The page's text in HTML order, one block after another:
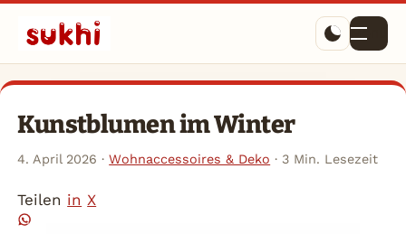
Menü
Kunstblumen im Winter
4. April 2026 ·Wohnaccessoires & Deko · 3 Min. Lesezeit
Teilen in X